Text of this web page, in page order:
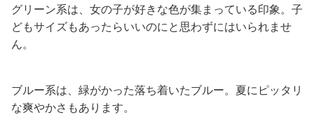
グリーン系は、女の子が好きな色が集まっている印象。子
どもサイズもあったらいいのにと思わずにはいられませ
ん。
ブルー系は、緑がかった落ち着いたブルー。夏にピッタリ
な爽やかさもあります。